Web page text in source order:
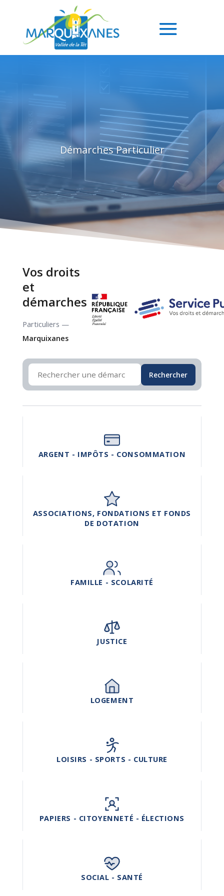
Démarches Particulier
Vos droits
et
démarches
Particuliers —
Marquixanes
Rechercher
ARGENT - IMPÔTS - CONSOMMATION
ASSOCIATIONS, FONDATIONS ET FONDS
DE DOTATION
FAMILLE - SCOLARITÉ
JUSTICE
LOGEMENT
LOISIRS - SPORTS - CULTURE
PAPIERS - CITOYENNETÉ - ÉLECTIONS
SOCIAL - SANTÉ